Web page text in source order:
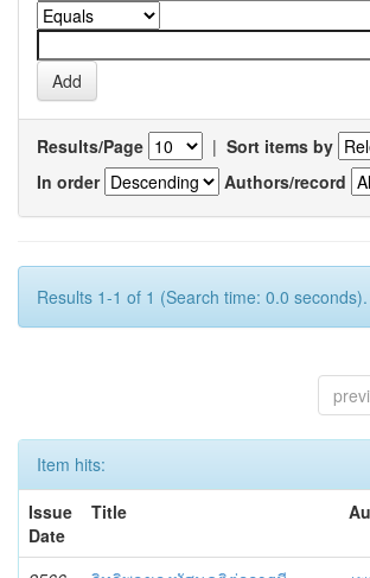
Results/Page | Sort items by
In order
Authors/record
Results 1-1 of 1 (Search time: 0.0 seconds).
Item hits:
Issue
Date
Title